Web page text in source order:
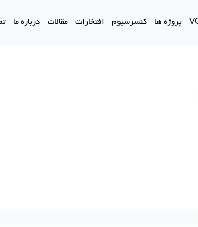
پروژه ها کنسرسیوم افتخارات مقالات درباره ما